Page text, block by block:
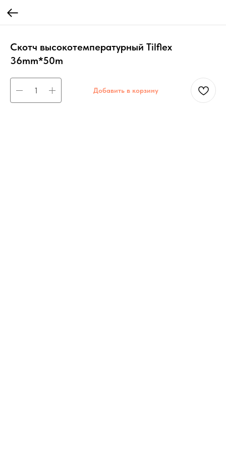
Скотч высокотемпературный Tilflex
36mm*50m
Добавить в корзину